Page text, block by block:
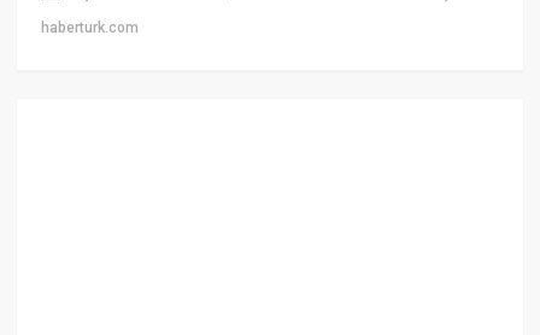
haberturk.com